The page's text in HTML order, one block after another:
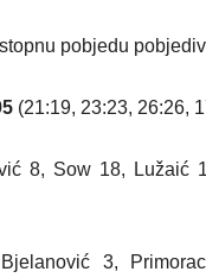
pobjedu
(21:19, 23:23, 26:26,
8, Sow 18, Lužaić
3,